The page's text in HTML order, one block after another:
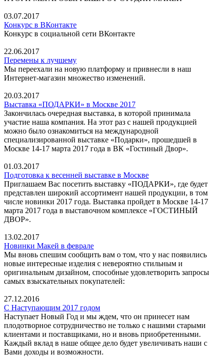
03.07.2017
Конкурс в ВКонтакте
Конкурс в социальной сети ВКонтакте
22.06.2017
Перемены к лучшему
Мы переехали на новую платформу и привнесли в наш
Интернет-магазин множество изменений.
20.03.2017
Выставка «ПОДАРКИ» в Москве 2017
Закончилась очередная выставка, в которой принимала
участие наша компания. На этот раз с нашей продукцией
можно было ознакомиться на международной
специализированной выставке «Подарки», прошедшей в
Москве 14-17 марта 2017 года в ВК «Гостиный Двор».
01.03.2017
Подготовка к весенней выставке в Москве
Приглашаем Вас посетить выставку «ПОДАРКИ», где будет
представлен широкий ассортимент нашей продукции, в том
числе новинки 2017 года. Выставка пройдет в Москве 14-17
марта 2017 года в выставочном комплексе «ГОСТИНЫЙ
ДВОР».
13.02.2017
Новинки Макей в феврале
Мы вновь спешим сообщить вам о том, что у нас появились
новые интересные изделия с невероятно стильным и
оригинальным дизайном, способные удовлетворить запросы
самых взыскательных покупателей:
27.12.2016
С Наступающим 2017 годом
Наступает Новый Год и мы ждем, что он принесет нам
плодотворное сотрудничество не только с нашими старыми
клиентами и поставщиками, но и вновь приобретенными.
Каждый вклад в наше общее дело будет увеличивать наши с
Вами доходы и возможности.